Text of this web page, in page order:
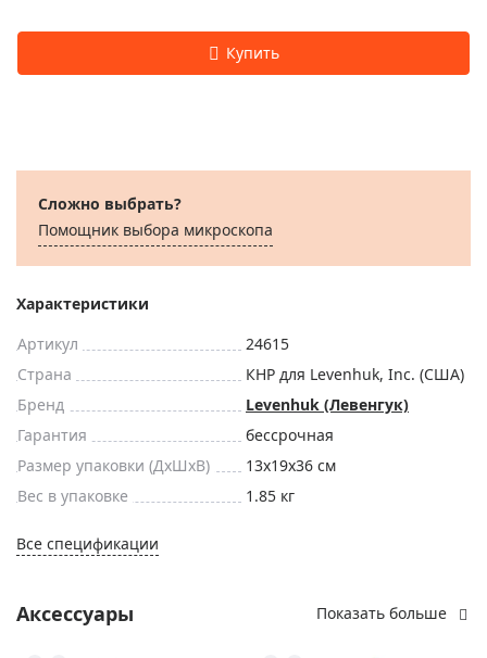
Сложно выбрать?
Помощник выбора микроскoпа
Характеристики
Артикул
24615
Страна
КНР для Levenhuk, Inc. (США)
Бренд
Levenhuk (Левенгук)
Гарантия
бессрочная
Размер упаковки (ДxШxВ)
13x19x36 см
Вес в упаковке
1.85 кг
Все спецификации
Аксессуары Показать больше